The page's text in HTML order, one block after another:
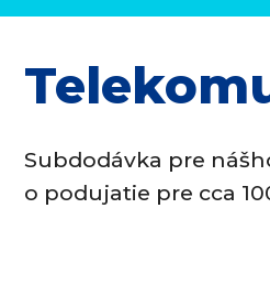
Subdodávka pre
o podujatie pre cca